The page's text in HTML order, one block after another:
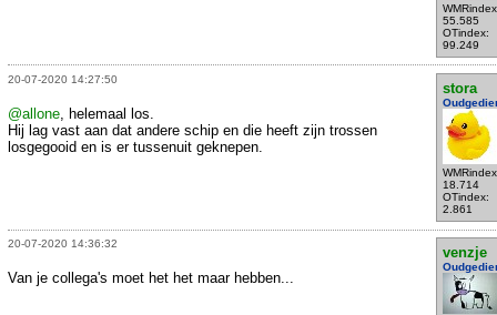
55.585
OTindex:
99.249
20-07-2020 14:27:50
stora
18.714
OTindex:
2.861
@allone , helemaal los.
Hij lag vast aan dat andere schip en die heeft zijn trossen
losgegooid en is er tussenuit geknepen.
20-07-2020 14:36:32
venzje
Van je collega's moet het het maar hebben...